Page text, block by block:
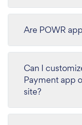
Are POWR
Can I
Payment app
site?